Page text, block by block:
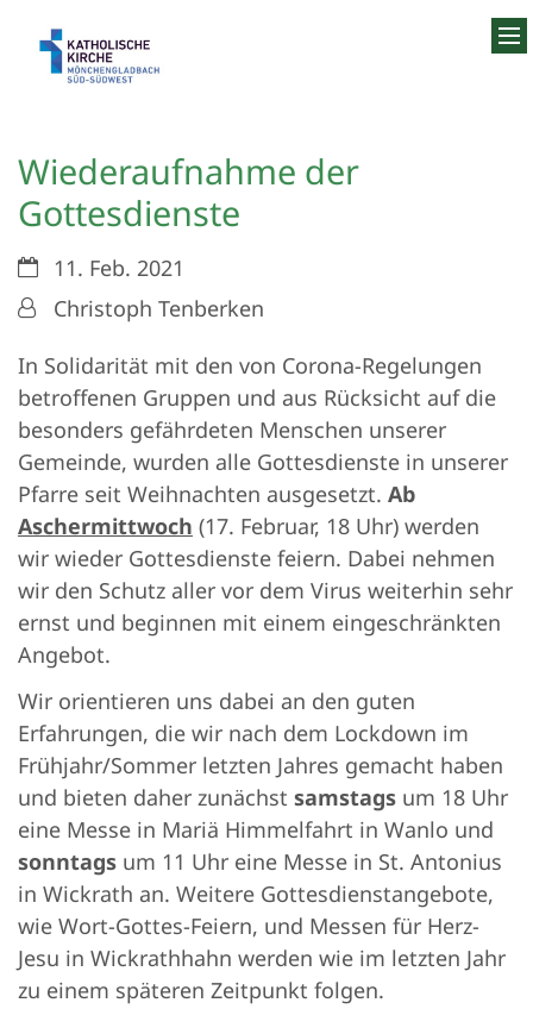
Wiederaufnahme der
Gottesdienste
Datum:11. Feb. 2021
Von:Christoph Tenberken
In Solidarität mit den von Corona-Regelungen
betroffenen Gruppen und aus Rücksicht auf die
besonders gefährdeten Menschen unserer
Gemeinde, wurden alle Gottesdienste in unserer
Pfarre seit Weihnachten ausgesetzt. Ab
Aschermittwoch (17. Februar, 18 Uhr) werden
wir wieder Gottesdienste feiern. Dabei nehmen
wir den Schutz aller vor dem Virus weiterhin sehr
ernst und beginnen mit einem eingeschränkten
Angebot.
Wir orientieren uns dabei an den guten
Erfahrungen, die wir nach dem Lockdown im
Frühjahr/Sommer letzten Jahres gemacht haben
und bieten daher zunächst samstags um 18 Uhr
eine Messe in Mariä Himmelfahrt in Wanlo und
sonntags um 11 Uhr eine Messe in St. Antonius
in Wickrath an. Weitere Gottesdienstangebote,
wie Wort-Gottes-Feiern, und Messen für Herz-
Jesu in Wickrathhahn werden wie im letzten Jahr
zu einem späteren Zeitpunkt folgen.